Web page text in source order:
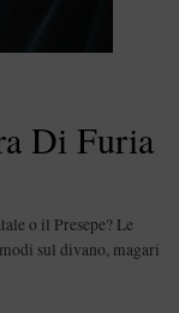
Di Furia
o il Presepe? Le
sul divano, magari